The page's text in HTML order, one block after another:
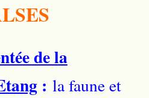
de la
: la faune et